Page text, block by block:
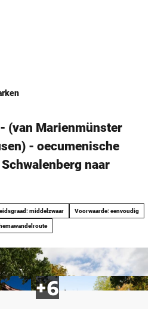
(van Marienmünster
- oecumenische
naar
middelzwaar Voorwaarde: eenvoudig